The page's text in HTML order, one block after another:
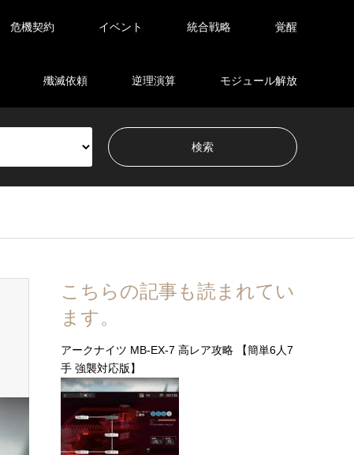
危機契約 イベント 統合戦略 覚醒
殲滅依頼 逆理演算 モジュール解放
こちらの記事も読まれてい
ます。
アークナイツ MB-EX-7 高レア攻略 【簡単6人7
手 強襲対応版】